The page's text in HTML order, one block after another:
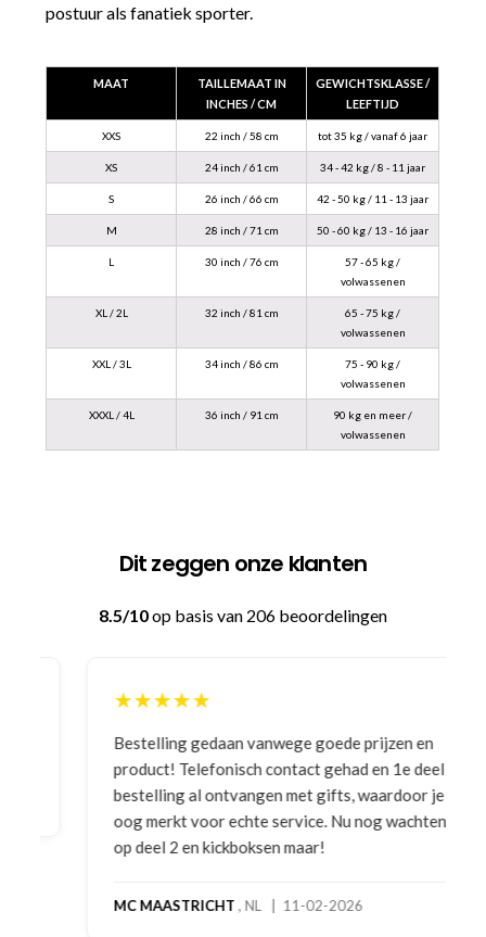
postuur als fanatiek sporter.
MAAT
TAILLEMAAT IN
INCHES / CM
GEWICHTSKLASSE /
LEEFTIJD
XXS 22 inch / 58 cm tot 35 kg / vanaf 6 jaar
XS 24 inch / 61 cm 34 - 42 kg / 8 - 11 jaar
S 26 inch / 66 cm 42 - 50 kg / 11 - 13 jaar
M 28 inch / 71 cm 50 - 60 kg / 13 - 16 jaar
L 30 inch / 76 cm
57 - 65 kg /
volwassenen
XL / 2L 32 inch / 81 cm
65 - 75 kg /
volwassenen
XXL / 3L 34 inch / 86 cm
75 - 90 kg /
volwassenen
XXXL / 4L 36 inch / 91 cm
90 kg en meer /
volwassenen
Dit zeggen onze klanten
8.5/10op basis van 206 beoordelingen
★★★★★
Bestelling gedaan vanwege goede prijzen en
product! Telefonisch contact gehad en 1e deel
bestelling al ontvangen met gifts, waardoor je
oog merkt voor echte service. Nu nog wachten
op deel 2 en kickboksen maar!
MC MAASTRICHT, NL | 11-02-2026